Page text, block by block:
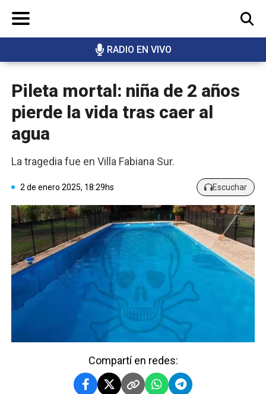
RADIO EN VIVO
BUSCAR
Pileta mortal: niña de 2 años
pierde la vida tras caer al
agua
La tragedia fue en Villa Fabiana Sur.
2 de enero 2025, 18:29hs Escuchar
Compartí en redes: